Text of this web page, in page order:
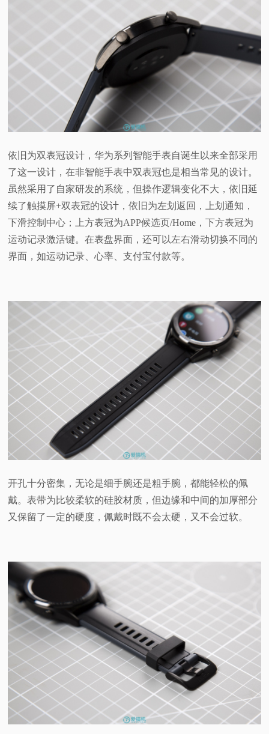
依旧为双表冠设计，华为系列智能手表自诞生以来全部采用
了这一设计，在非智能手表中双表冠也是相当常见的设计。
虽然采用了自家研发的系统，但操作逻辑变化不大，依旧延
续了触摸屏+双表冠的设计，依旧为左划返回，上划通知，
下滑控制中心；上方表冠为APP候选页/Home，下方表冠为
运动记录激活键。在表盘界面，还可以左右滑动切换不同的
界面，如运动记录、心率、支付宝付款等。
开孔十分密集，无论是细手腕还是粗手腕，都能轻松的佩
戴。表带为比较柔软的硅胶材质，但边缘和中间的加厚部分
又保留了一定的硬度，佩戴时既不会太硬，又不会过软。